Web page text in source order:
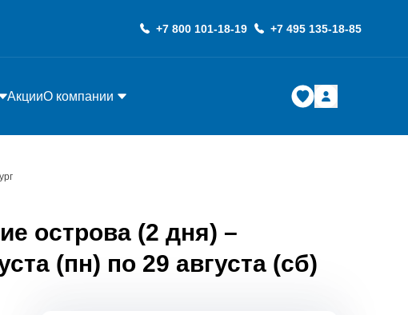
+7 800 101-18-19 +7 495 135-18-85
АкцииО компании
острова (2 дня) –
(пн) по 29 августа (сб)